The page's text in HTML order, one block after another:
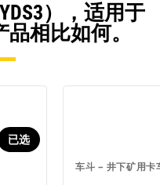
），适用于
相比如何。
已选
车斗 – 井下矿用卡